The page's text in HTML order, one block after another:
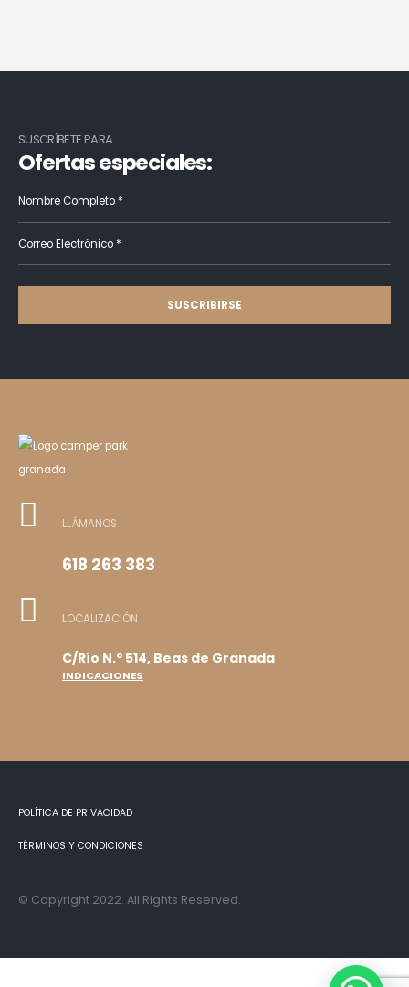
SUSCRÍBETE PARA
Ofertas especiales:
LLÁMANOS
618 263 383
LOCALIZACIÓN
C/Río N.º 514, Beas de Granada
INDICACIONES
POLÍTICA DE PRIVACIDAD
TÉRMINOS Y CONDICIONES
© Copyright 2022. All Rights Reserved.